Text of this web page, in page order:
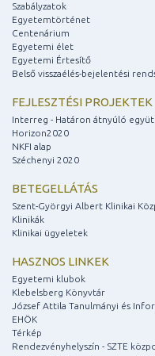
Szabályzatok
Egyetemtörténet
Centenárium
Egyetemi élet
Egyetemi Értesítő
Belső visszaélés-bejelentési
FEJLESZTÉSI PROJEKTEK
Interreg - Határon átnyúló
Horizon2020
NKFI alap
Széchenyi 2020
BETEGELLÁTÁS
Szent-Györgyi Albert Klinikai
Klinikák
Klinikai ügyeletek
HASZNOS LINKEK
Egyetemi klubok
Klebelsberg Könyvtár
József Attila Tanulmányi és
EHÖK
Térkép
Rendezvényhelyszín - SZTE